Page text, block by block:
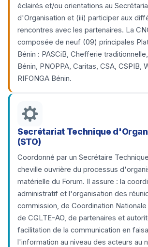
éclairés et/ou orientations au
d'Organisation et (iii) participer aux
rencontres avec les partenaires. La
composée de neuf (09) principales
Bénin : PASCiB, Chefferie
Bénin, PNOPPA, Caritas, CSA, CSPIB,
RIFONGA Bénin.
Secrétariat Technique
(STO)
Coordonné par un Secrétaire
cheville ouvrière du processus
matérielle du Forum. Il assure : la
administratif et l'organisation des
commission, de Coordination
de CGLTE-AO, de partenaires et
facilitation de la communication en
l'information au niveau des acteurs au